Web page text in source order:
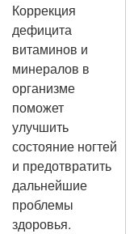
Коррекция
дефицита
витаминов и
минералов в
организме
поможет
улучшить
состояние ногтей
и предотвратить
дальнейшие
проблемы
здоровья.